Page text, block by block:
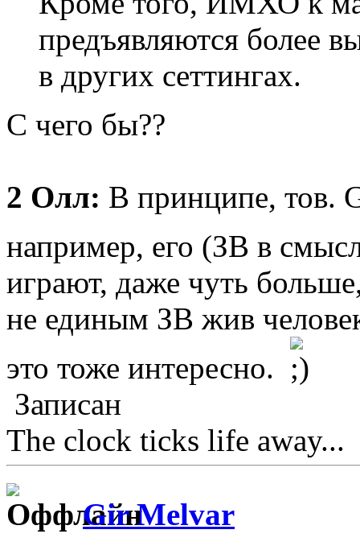
предъявляются более
в других сеттингах.
С чего бы??
2 Олл: В принципе, тов.
например, его (ЗВ в
играют, даже чуть
не единым ЗВ жив
это тоже интересно.
Записан
The clock ticks life away...
Gir Melvar